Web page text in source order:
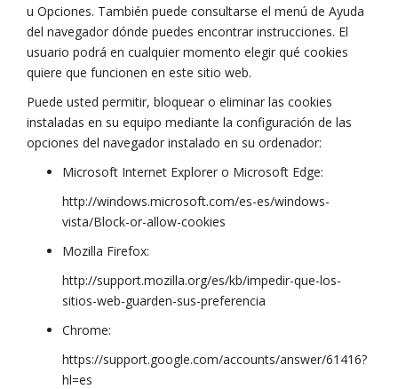
u Opciones. También puede consultarse el menú de Ayuda
del navegador dónde puedes encontrar instrucciones. El
usuario podrá en cualquier momento elegir qué cookies
quiere que funcionen en este sitio web.
Puede usted permitir, bloquear o eliminar las cookies
instaladas en su equipo mediante la configuración de las
opciones del navegador instalado en su ordenador:
Microsoft Internet Explorer o Microsoft Edge:
http://windows.microsoft.com/es-es/windows-
vista/Block-or-allow-cookies
Mozilla Firefox:
http://support.mozilla.org/es/kb/impedir-que-los-
sitios-web-guarden-sus-preferencia
Chrome:
https://support.google.com/accounts/answer/61416?
hl=es